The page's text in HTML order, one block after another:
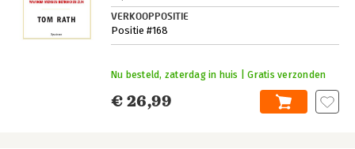
VERKOOPPOSITIE
Positie #168
€ 26,99
Nu besteld, zaterdag in huis | Gratis verzonden